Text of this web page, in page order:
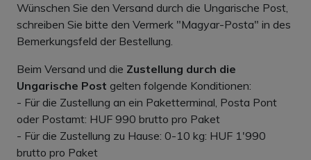
Wünschen Sie den Versand durch die Ungarische Post,
schreiben Sie bitte den Vermerk "Magyar-Posta" in des
Bemerkungsfeld der Bestellung.
Beim Versand und die Zustellung durch die
Ungarische Post gelten folgende Konditionen:
- Für die Zustellung an ein Paketterminal, Posta Pont
oder Postamt: HUF 990 brutto pro Paket
- Für die Zustellung zu Hause: 0-10 kg: HUF 1'990
brutto pro Paket